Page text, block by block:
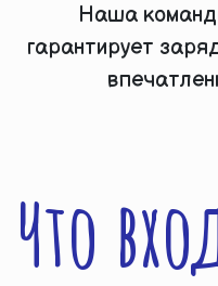
Наша
гарантирует
Что